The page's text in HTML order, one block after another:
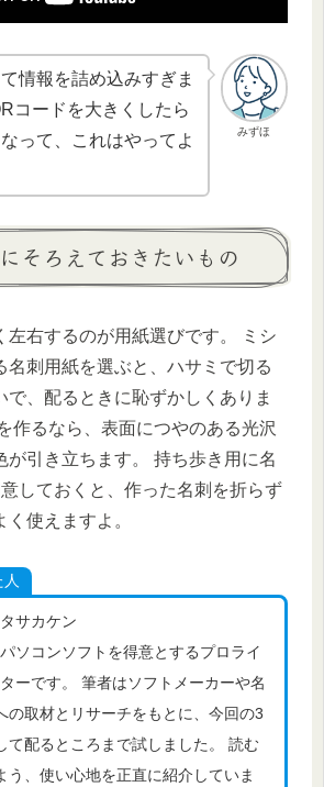
みずほ
情報を詰め込みすぎま
コードを大きくしたら
って、これはやってよ
そろえておきたいもの
左右するのが用紙選びです。 ミシ
名刺用紙を選ぶと、ハサミで切る
で、配るときに恥ずかしくありま
作るなら、表面につやのある光沢
が引き立ちます。 持ち歩き用に名
しておくと、作った名刺を折らず
使えますよ。
タサカケン
パソコンソフトを得意とするプロライ
ターです。 筆者はソフトメーカーや名
の取材とリサーチをもとに、今回の3
て配るところまで試しました。 読む
う、使い心地を正直に紹介していま